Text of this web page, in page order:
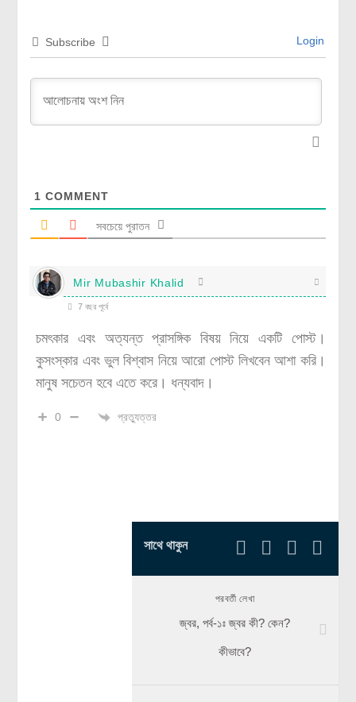
Subscribe Login
1 COMMENT
সবচেয়ে পুরাতন
Mir Mubashir Khalid
7 বছর পূর্বে
চমৎকার এবং অত্যন্ত প্রাসঙ্গিক বিষয় নিয়ে একটি পোস্ট।
কুসংস্কার এবং ভুল বিশ্বাস নিয়ে আরো পোস্ট লিখবেন আশা করি।
মানুষ সচেতন হবে এতে করে। ধন্যবাদ।
0 প্রত্যুত্তর
সাথে থাকুন
পরবর্তী লেখা
জ্বর, পর্ব-১ঃ জ্বর কী? কেন?
কীভাবে?